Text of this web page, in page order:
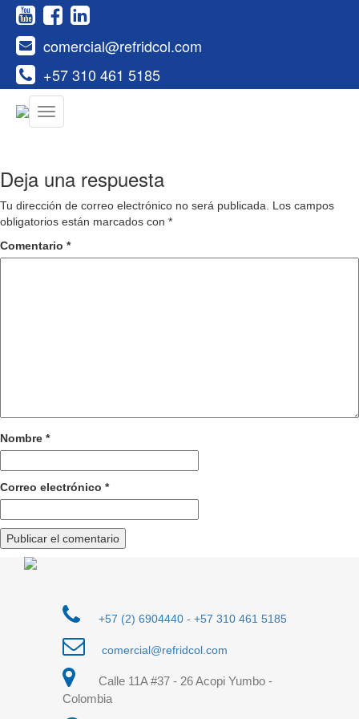
+57 310 461 5185
comercial@refridcol.com
Deja una respuesta
Tu dirección de correo electrónico no será publicada.
Los campos
obligatorios están marcados con *
Comentario *
Nombre *
Correo electrónico *
+57 (2) 6904440- +57 310 461 5185
comercial@refridcol.com
Calle 11A #37 - 26 Acopi Yumbo -
Colombia